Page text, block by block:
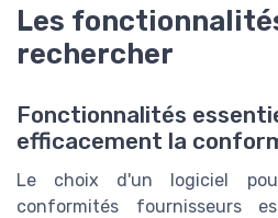
Les
rechercher
Fonctionnalités
efficacement la
Le choix d'un logiciel
conformités fournisseurs